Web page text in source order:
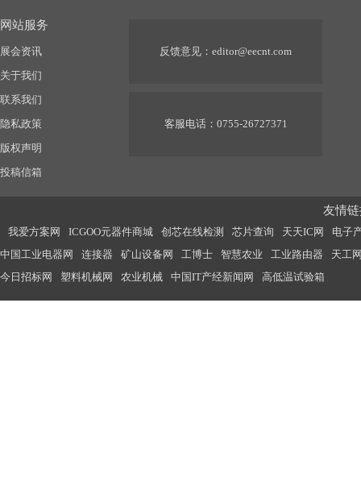
网站服务
展会资讯
关于我们
联系我们
隐私政策
版权声明
投稿信箱
反馈意见： editor@eecnt.com
客服电话：0755-26727371
友情
我爱方案网 ICGOO元器件商城 创芯在线检测 芯片查询 天天IC网
电子
中国工业电器网
连接器 矿山设备网 工博士 智慧农业 工业路由器
天工
今日招标网
塑料机械网 农业机械 中国IT产经新闻网 高低温试验箱